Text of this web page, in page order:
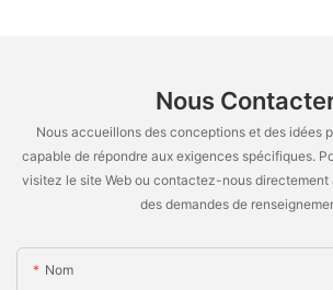
Nous
Nous accueillons des conceptions et des idées
capable de répondre aux exigences spécifiques.
visitez le site Web ou contactez-nous directement
des demandes de
Nom